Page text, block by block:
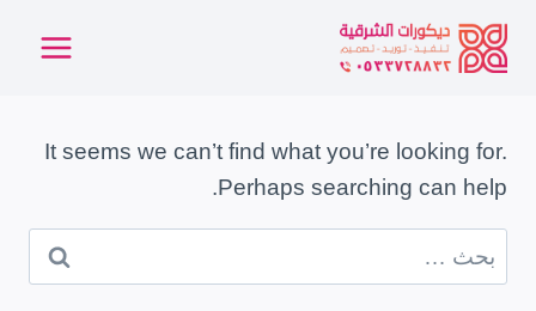
إلى
It seems we can’t find what you’re looking for.
Perhaps searching can help.
عن: